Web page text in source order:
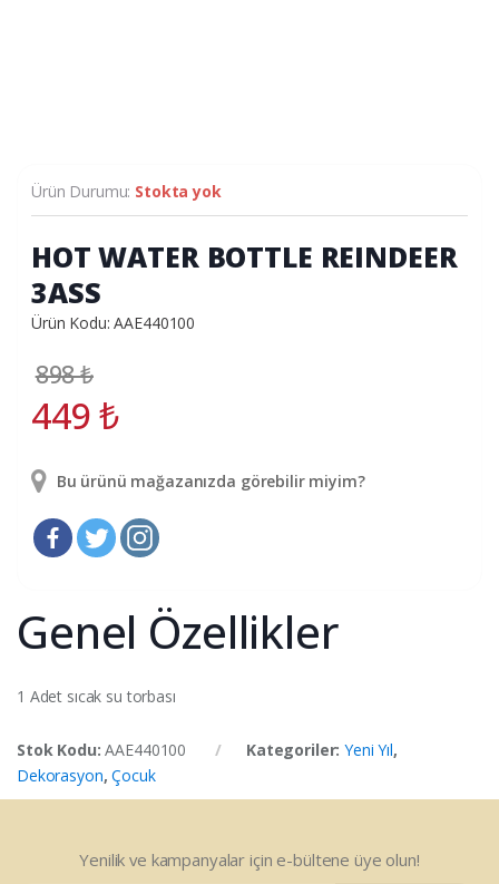
Ürün Durumu: Stokta yok
HOT WATER BOTTLE REINDEER
3ASS
Ürün Kodu: AAE440100
898₺
449₺
Bu ürünü mağazanızda görebilir miyim?
Genel Özellikler
1 Adet sıcak su torbası
Stok Kodu:AAE440100 Kategoriler:Yeni Yıl,
Dekorasyon,Çocuk
Yenilik ve kampanyalar için e-bültene üye olun!